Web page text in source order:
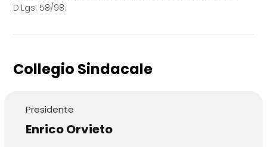
D.Lgs. 58/98.
Collegio Sindacale
Presidente
Enrico Orvieto